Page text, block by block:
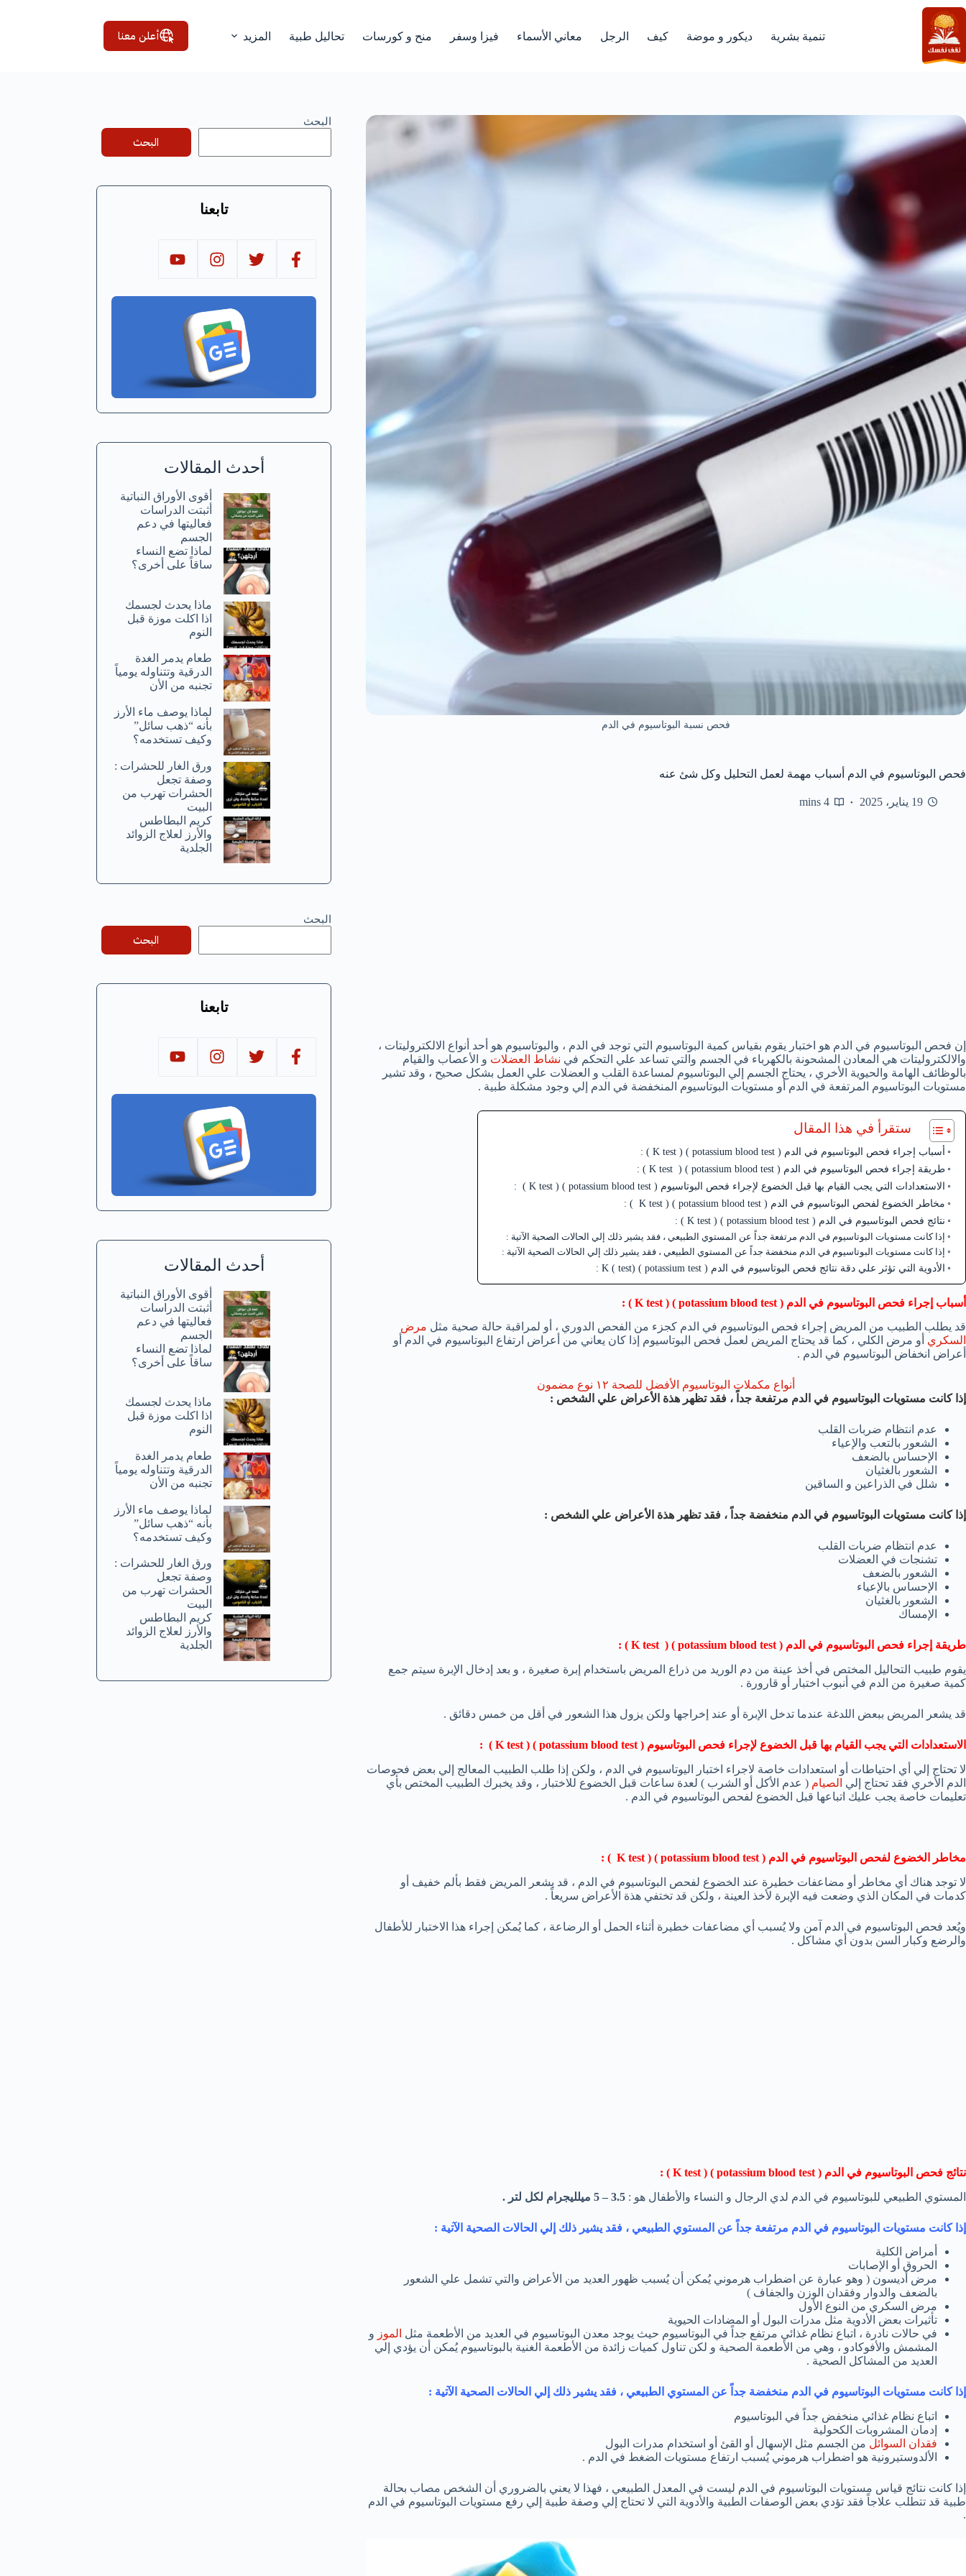
التجاوز
إلى
المحتوى
تنمية بشرية ديكور و موضة كيف الرجل معاني الأسماء فيزا وسفر منح و كورسات تحاليل طبية المزيد أعلن معنا
فحص نسبة البوتاسيوم في الدم
فحص البوتاسيوم في الدم أسباب مهمة لعمل التحليل وكل شئ عنه
19 يناير، 2025 4 mins
إن فحص البوتاسيوم في الدم هو اختبار يقوم بقياس كمية البوتاسيوم التي توجد في الدم ، والبوتاسيوم هو أحد أنواع الالكتروليتات ،
والالكتروليتات هي المعادن المشحونة بالكهرباء في الجسم والتي تساعد علي التحكم في نشاط العضلات و الأعصاب والقيام
بالوظائف الهامة والحيوية الأخري ، يحتاج الجسم إلي البوتاسيوم لمساعدة القلب و العضلات علي العمل بشكل صحيح ، وقد تشير
مستويات البوتاسيوم المرتفعة في الدم أو مستويات البوتاسيوم المنخفضة في الدم إلي وجود مشكلة طبية .
ستقرأ في هذا المقال
أسباب إجراء فحص البوتاسيوم في الدم ( potassium blood test ) ( K test ) :
طريقة إجراء فحص البوتاسيوم في الدم ( potassium blood test ) ( K test ) :
الاستعدادات التي يجب القيام بها قبل الخضوع لإجراء فحص البوتاسيوم ( potassium blood test ) ( K test ) :
مخاطر الخضوع لفحص البوتاسيوم في الدم ( potassium blood test ) ( K test ) :
نتائج فحص البوتاسيوم في الدم ( potassium blood test ) ( K test ) :
إذا كانت مستويات البوتاسيوم في الدم مرتفعة جداً عن المستوي الطبيعي ، فقد يشير ذلك إلي الحالات الصحية الآتية :
إذا كانت مستويات البوتاسيوم في الدم منخفضة جداً عن المستوي الطبيعي ، فقد يشير ذلك إلي الحالات الصحية الآتية :
الأدوية التي تؤثر علي دقة نتائج فحص البوتاسيوم في الدم ( potassium test ) (test ) K :
أسباب إجراء فحص البوتاسيوم في الدم ( potassium blood test
) (
K test
) :
قد يطلب الطبيب من المريض إجراء فحص البوتاسيوم في الدم كجزء من الفحص الدوري ، أو لمراقبة حالة صحية مثل مرض
السكري أو مرض الكلي ، كما قد يحتاج المريض لعمل فحص البوتاسيوم إذا كان يعاني من أعراض ارتفاع البوتاسيوم في الدم أو
أعراض انخفاض البوتاسيوم في الدم .
أنواع مكملات البوتاسيوم الأفضل للصحة ١٢ نوع مضمون
إذا كانت مستويات البوتاسيوم في الدم مرتفعة جداً ، فقد تظهر هذة الأعراض علي الشخص :
عدم انتظام ضربات القلب
الشعور بالتعب والإعياء
الإحساس بالضعف
الشعور بالغثيان
شلل في الذراعين و الساقين
إذا كانت مستويات البوتاسيوم في الدم منخفضة جداً ، فقد تظهر هذة الأعراض علي الشخص :
عدم انتظام ضربات القلب
تشنجات في العضلات
الشعور بالضعف
الإحساس بالإعياء
الشعور بالغثيان
الإمساك
طريقة إجراء فحص البوتاسيوم في الدم (potassium blood test
) (
K test
) :
يقوم طبيب التحاليل المختص في أخذ عينة من دم الوريد من ذراع المريض باستخدام إبرة صغيرة ، و بعد إدخال الإبرة سيتم جمع
كمية صغيرة من الدم في أنبوب اختبار أو قارورة .
قد يشعر المريض ببعض اللدغة عندما تدخل الإبرة أو عند إخراجها ولكن يزول هذا الشعور في أقل من خمس دقائق .
الاستعدادات التي يجب القيام بها قبل الخضوع لإجراء فحص البوتاسيوم ( potassium blood test
) (
K test
) :
لا تحتاج إلي أي احتياطات أو استعدادات خاصة لاجراء اختبار اليوتاسيوم في الدم ، ولكن إذا طلب الطبيب المعالج إلي بعض فحوصات
الدم الأخري فقد تحتاج إلي الصيام ( عدم الأكل أو الشرب ) لعدة ساعات قبل الخضوع للاختبار ، وقد يخبرك الطبيب المختص بأي
تعليمات خاصة يجب عليك اتباعها قبل الخضوع لفحص البوتاسيوم في الدم .
مخاطر الخضوع لفحص البوتاسيوم في الدم ( potassium blood test
) (
K test
) :
لا توجد هناك أي مخاطر أو مضاعفات خطيرة عند الخضوع لفحص البوتاسيوم في الدم ، قد يشعر المريض فقط بألم خفيف أو
كدمات في المكان الذي وضعت فيه الإبرة لأخذ العينة ، ولكن قد تختفي هذة الأعراض سريعاً .
ويُعد فحص البوتاسيوم في الدم آمن ولا يُسبب أي مضاعفات خطيرة أثناء الحمل أو الرضاعة ، كما يُمكن إجراء هذا الاختبار للأطفال
والرضع وكبار السن بدون أي مشاكل .
نتائج فحص البوتاسيوم في الدم ( potassium blood test
) (
K test
) :
المستوي الطبيعي للبوتاسيوم في الدم لدي الرجال و النساء والأطفال هو : 3.5 – 5 ميلليجرام لكل لتر .
إذا كانت مستويات البوتاسيوم في الدم مرتفعة جداً عن المستوي الطبيعي ، فقد يشير ذلك إلي الحالات الصحية الآتية :
أمراض الكلية
الحروق أو الإصابات
مرض أديسون ( وهو عبارة عن اضطراب هرموني يُمكن أن يُسبب ظهور العديد من الأعراض والتي تشمل علي الشعور
بالضعف والدوار وفقدان الوزن والجفاف )
مرض السكري من النوع الأول
تأثيرات بعض الأدوية مثل مدرات البول أو المضادات الحيوية
في حالات نادرة ، اتباع نظام غذائي مرتفع جداً في البوتاسيوم حيث يوجد معدن البوتاسيوم في العديد من الأطعمة مثل الموز و
المشمش والأفوكادو ، وهي من الأطعمة الصحية و لكن تناول كميات زائدة من الأطعمة الغنية بالبوتاسيوم يُمكن أن يؤدي إلي
العديد من المشاكل الصحية .
إذا كانت مستويات البوتاسيوم في الدم منخفضة جداً عن المستوي الطبيعي ، فقد يشير ذلك إلي الحالات الصحية الآتية :
اتباع نظام غذائي منخفض جداً في البوتاسيوم
إدمان المشروبات الكحولية
فقدان السوائل من الجسم مثل الإسهال أو القئ أو استخدام مدرات البول
الألدوستيرونية هو اضطراب هرموني يُسبب ارتفاع مستويات الضغط في الدم .
إذا كانت نتائج قياس مستويات البوتاسيوم في الدم ليست في المعدل الطبيعي ، فهذا لا يعني بالضروري أن الشخص مصاب بحالة
طبية قد تتطلب علاجاً فقد تؤدي بعض الوصفات الطبية والأدوية التي لا تحتاج إلي وصفة طبية إلي رفع مستويات البوتاسيوم في الدم
.
البحث
البحث
تابعنا
أحدث المقالات
أقوى الأوراق النباتية
أثبتت الدراسات
فعاليتها في دعم
الجسم
لماذا تضع النساء
ساقاً على أخرى؟
ماذا يحدث لجسمك
اذا اكلت موزة قبل
النوم
طعام يدمر الغدة
الدرقية وتتناوله يومياً
تجنبه من الأن
لماذا يوصف ماء الأرز
بأنه “ذهب سائل”
وكيف تستخدمه؟
ورق الغار للحشرات :
وصفة تجعل
الحشرات تهرب من
البيت
كريم البطاطس
والأرز لعلاج الزوائد
الجلدية
البحث
البحث
تابعنا
أحدث المقالات
أقوى الأوراق النباتية
أثبتت الدراسات
فعاليتها في دعم
الجسم
لماذا تضع النساء
ساقاً على أخرى؟
ماذا يحدث لجسمك
اذا اكلت موزة قبل
النوم
طعام يدمر الغدة
الدرقية وتتناوله يومياً
تجنبه من الأن
لماذا يوصف ماء الأرز
بأنه “ذهب سائل”
وكيف تستخدمه؟
ورق الغار للحشرات :
وصفة تجعل
الحشرات تهرب من
البيت
كريم البطاطس
والأرز لعلاج الزوائد
الجلدية